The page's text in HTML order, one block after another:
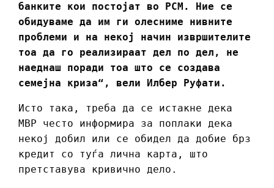
банките кои постојат во РСМ. Ние се
обидуваме да им ги олесниме нивните
проблеми и на некој начин извршителите
тоа да го реализираат дел по дел, не
наеднаш поради тоа што се создава
семејна криза“, вели Илбер Руфати.
Исто така, треба да се истакне дека
МВР често информира за поплаки дека
некој добил или се обидел да добие брз
кредит со туѓа лична карта, што
претставува кривично дело.